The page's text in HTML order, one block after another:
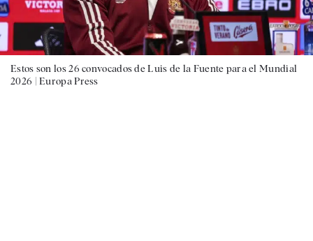
Estos son los 26 convocados de Luis de la Fuente para el Mundial
2026 |Europa Press